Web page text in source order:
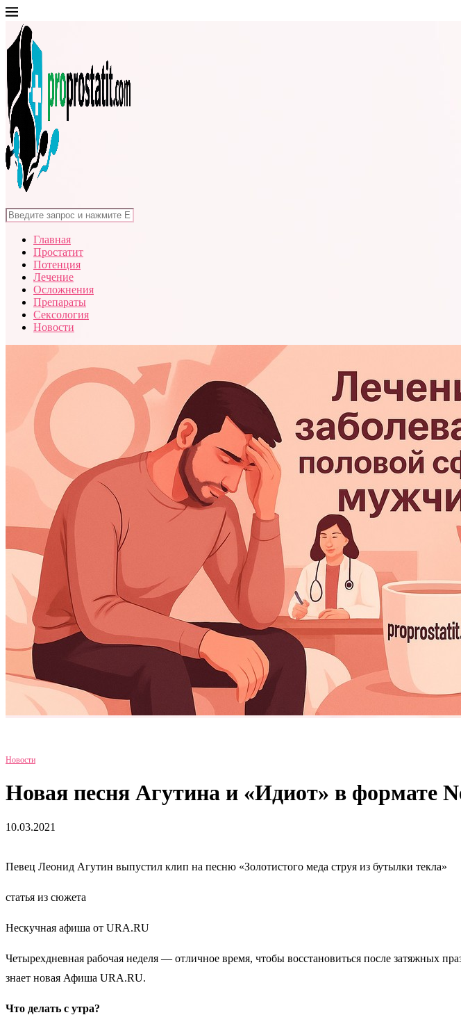
Главная
Простатит
Потенция
Лечение
Осложнения
Препараты
Сексология
Новости
Новости
Новая песня Агутина и «Идиот» в формате
10.03.2021
Певец Леонид Агутин выпустил клип на песню «Золотистого меда струя из бутылки текла»
статья из сюжета
Нескучная афиша от URA.RU
Четырехдневная рабочая неделя — отличное время, чтобы восстановиться после затяжных
знает новая Афиша URA.RU.
Что делать с утра?